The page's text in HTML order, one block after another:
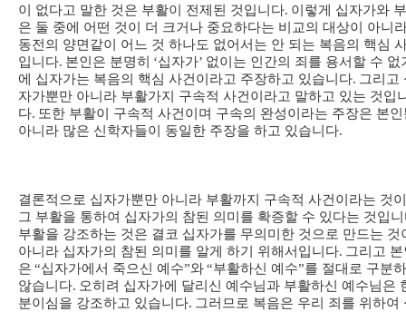
이 없다고 말한 것은 부활이 전제된 것입니다. 이렇게 십자가와
은 둘 중에 어떤 것이 더 크거나 중요하다는 비교의 대상이 아니
동전의 양면같이 어느 것 하나도 없어서는 안 되는 복음의 핵심
입니다. 본인은 분명히 ‘십자가’ 없이는 인간의 죄를 용서할 수 없
에 십자가는 복음의 핵심 사건이라고 주장하고 있습니다. 그리고
자가뿐만 아니라 부활가지 구속적 사건이라고 말하고 있는 것입
다. 또한 부활이 구속적 사건이며 구속의 완성이라는 주장은 본인
아니라 많은 신학자들이 동일한 주장을 하고 있습니다.
결론적으로 십자가뿐만 아니라 부활까지 구속적 사건이라는 것
그 부활을 통하여 십자가의 참된 의미를 확증할 수 있다는 것입
부활을 강조하는 것은 결코 십자가를 무의미한 것으로 만드는 것
아니라 십자가의 참된 의미를 알게 하기 위해서입니다. 그리고 본
은 “십자가에서 죽으신 예수”와“부활하신 예수”를 절대로 구분
않습니다. 오히려 십자가에 달리신 예수님과 부활하신 예수님은
분이심을 강조하고 있습니다. 그러므로 복음은 우리 죄를 위하여